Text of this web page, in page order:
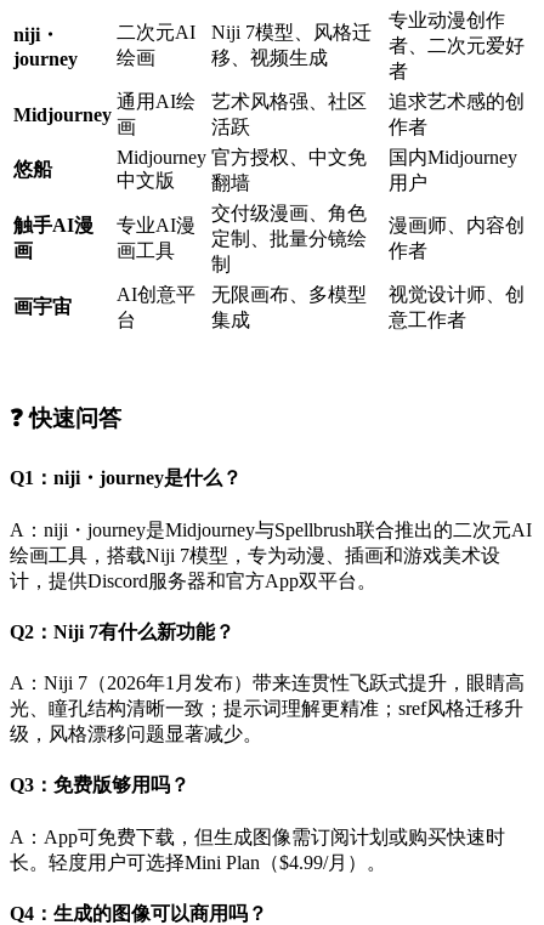
niji・
journey
二次元AI
绘画
Niji 7模型、风格迁
移、视频生成
专业动漫创作
者、二次元爱好
者
Midjourney
通用AI绘
画
艺术风格强、社区
活跃
追求艺术感的创
作者
悠船
Midjourney
中文版
官方授权、中文免
翻墙
国内Midjourney
用户
触手AI漫
画
专业AI漫
画工具
交付级漫画、角色
定制、批量分镜绘
制
漫画师、内容创
作者
画宇宙
AI创意平
台
无限画布、多模型
集成
视觉设计师、创
意工作者
❓ 快速问答
Q1：niji・journey是什么？
A：niji・journey是Midjourney与Spellbrush联合推出的二次元AI
绘画工具，搭载Niji 7模型，专为动漫、插画和游戏美术设
计，提供Discord服务器和官方App双平台。
Q2：Niji 7有什么新功能？
A：Niji 7（2026年1月发布）带来连贯性飞跃式提升，眼睛高
光、瞳孔结构清晰一致；提示词理解更精准；sref风格迁移升
级，风格漂移问题显著减少。
Q3：免费版够用吗？
A：App可免费下载，但生成图像需订阅计划或购买快速时
长。轻度用户可选择Mini Plan（$4.99/月）。
Q4：生成的图像可以商用吗？